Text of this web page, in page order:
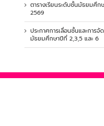
ตารางเรียนระดับชั้นมัธยมศึก
2569
ประกาศการเลื่อนชั้นและการ
มัธยมศึกษาปีที่ 2,3,5 และ 6